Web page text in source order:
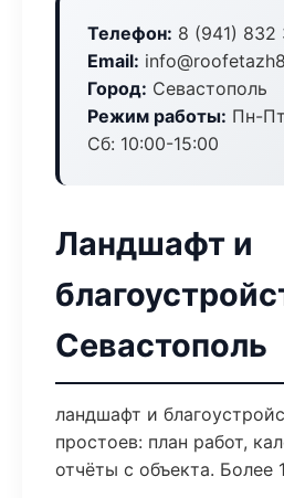
Телефон: 8 (941) 832
Email:
Город: Севастополь
Режим работы: Пн-
Сб: 10:00-15:00
Ландшафт и
Севастополь
ландшафт и
простоев: план работ,
отчёты с объекта. Более